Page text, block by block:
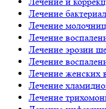
Лечение
Лечение
Лечение
Лечение эрозии
Лечение
Лечение женских
Лечение
Лечение